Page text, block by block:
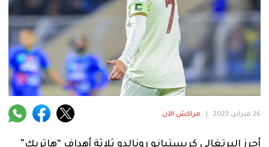
المرأة
فنية
منوعة
آراء 26 فبراير، 2023 مراكش الآن
أحرز البرتغالي كريستيانو رونالدو ثلاثة أهداف “هاتريك”